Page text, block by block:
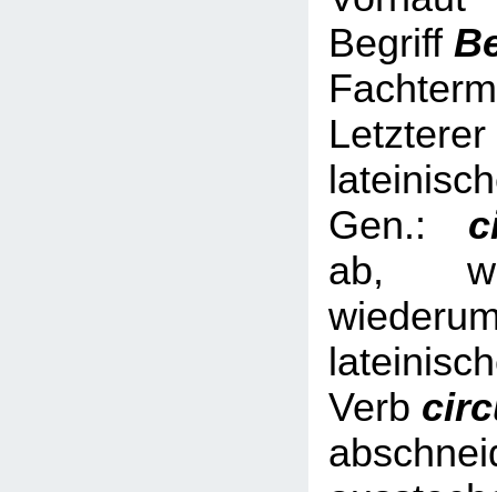
Begriff
Gen.:
ab,
Verb